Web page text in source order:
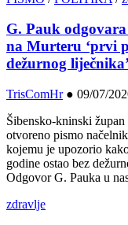
G. Pauk
na Murteru ‘prvi
dežurnog liječnika’
TrisComHr● 09/07/
Šibensko-kninski
otvoreno pismo
kojemu je upozorio
godine ostao bez
Odgovor G. Pauka u
zdravlje